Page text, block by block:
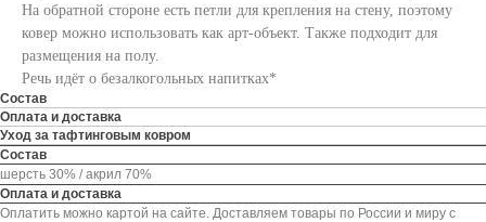
На обратной стороне есть петли для крепления на стену, поэтому
ковер можно использовать как арт-объект. Также подходит для
размещения на полу.
Речь идёт о безалкогольных напитках*
Состав
Оплата и доставка
Уход за тафтинговым ковром
Состав
шерсть 30% / акрил 70%
Оплата и доставка
Оплатить можно картой на сайте. Доставляем товары по России и миру с